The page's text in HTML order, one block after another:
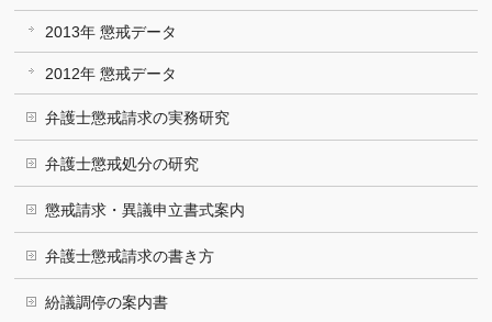
2013年 懲戒データ
2012年 懲戒データ
弁護士懲戒請求の実務研究
弁護士懲戒処分の研究
懲戒請求・異議申立書式案内
弁護士懲戒請求の書き方
紛議調停の案内書